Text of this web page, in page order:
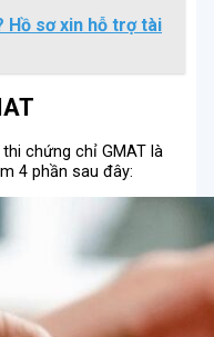
Hồ sơ xin hỗ trợ tài
chứng chỉ GMAT là
4 phần sau đây: